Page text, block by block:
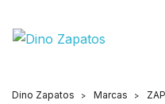
Dino Zapatos Marcas